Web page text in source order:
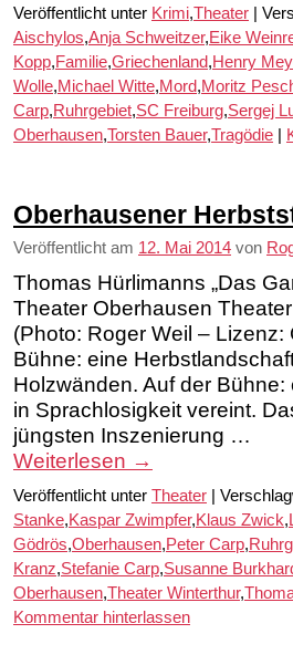
Veröffentlicht unter Krimi,Theater
Aischylos,Anja Schweitzer,Eike
Kopp,Familie,Griechenland,Henry
Wolle,Michael Witte,Mord,Moritz
Carp,Ruhrgebiet,SC Freiburg,Sergej
Oberhausen,Torsten Bauer,Tragödie
Oberhausener
Veröffentlicht am 12. Mai 2014 von
Thomas Hürlimanns „Das
Theater Oberhausen
(Photo: Roger Weil – Lizenz:
Bühne: eine
Holzwänden. Auf der
in Sprachlosigkeit vereint.
jüngsten Inszenierung …
Weiterlesen →
Veröffentlicht unter Theater
Stanke,Kaspar Zwimpfer,Klaus Zwick,
Gödrös,Oberhausen,Peter Carp,
Kranz,Stefanie Carp,Susanne
Oberhausen,Theater Winterthur,
Kommentar hinterlassen